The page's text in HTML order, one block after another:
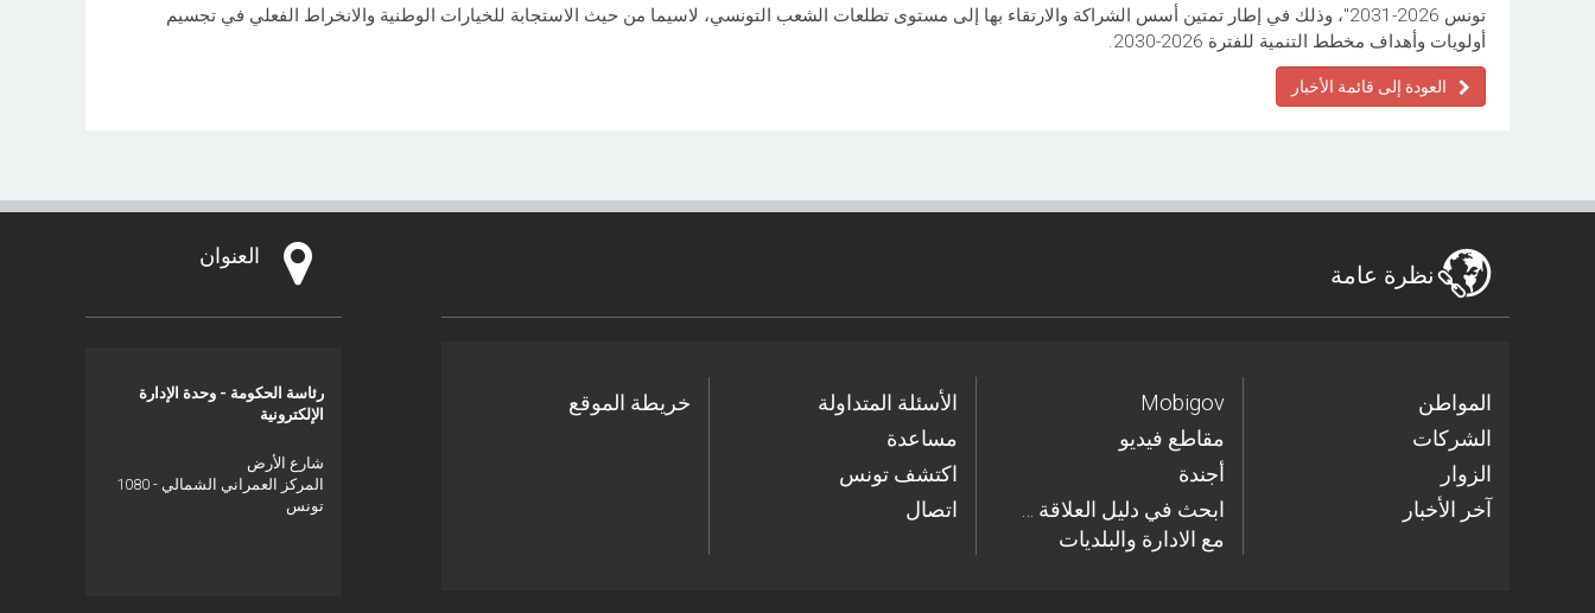
تونس 2026-2031"، وذلك في إطار تمتين أسس الشراكة والارتقاء بها إلى مستوى تطلعات الشعب التونسي، لاسيما من حيث الاستجابة للخيارات الوطنية والانخراط الفعلي في تجسيم
أولويات وأهداف مخطط التنمية للفترة 2026-2030.
العودة إلى قائمة الأخبار
نظرة عامة
العنوان
المواطن
الشركات
الزوار
آخر الأخبار
Mobigov
مقاطع فيديو
أجندة
مع الادارة والبلديات
الأسئلة المتداولة
مساعدة
اكتشف تونس
اتصال
خريطة الموقع
رئاسة الحكومة - وحدة الإدارة
الإلكترونية
شارع الأرض
المركز العمراني الشمالي - 1080
تونس